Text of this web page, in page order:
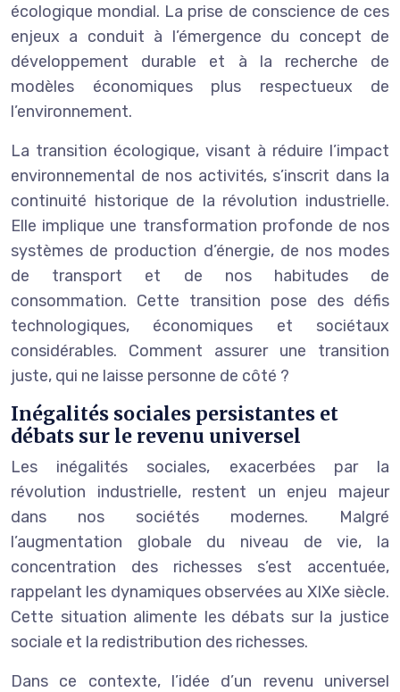
écologique mondial. La prise de conscience de ces
enjeux a conduit à l’émergence du concept de
développement durable et à la recherche de
modèles économiques plus respectueux de
l’environnement.
La transition écologique, visant à réduire l’impact
environnemental de nos activités, s’inscrit dans la
continuité historique de la révolution industrielle.
Elle implique une transformation profonde de nos
systèmes de production d’énergie, de nos modes
de transport et de nos habitudes de
consommation. Cette transition pose des défis
technologiques, économiques et sociétaux
considérables. Comment assurer une transition
juste, qui ne laisse personne de côté ?
Inégalités sociales persistantes et
débats sur le revenu universel
Les inégalités sociales, exacerbées par la
révolution industrielle, restent un enjeu majeur
dans nos sociétés modernes. Malgré
l’augmentation globale du niveau de vie, la
concentration des richesses s’est accentuée,
rappelant les dynamiques observées au XIXe siècle.
Cette situation alimente les débats sur la justice
sociale et la redistribution des richesses.
Dans ce contexte, l’idée d’un revenu universel